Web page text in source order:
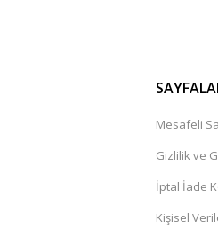
Mesafeli
Gizlilik ve
İptal İade
Kişisel